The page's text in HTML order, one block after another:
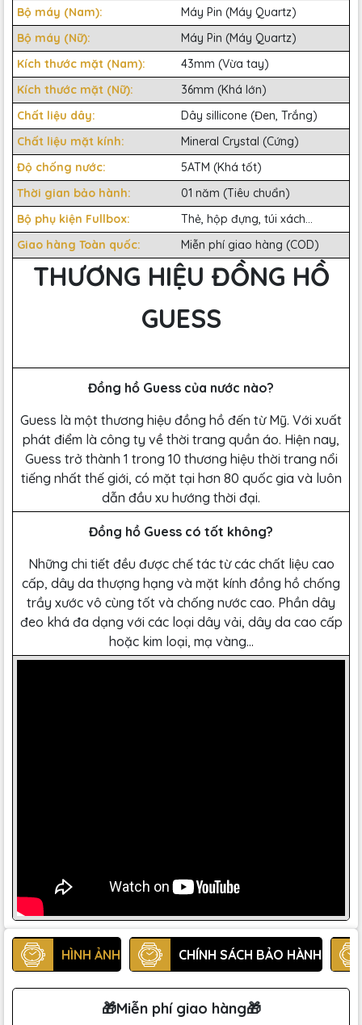
Bộ máy (Nam):
Máy Pin (Máy Quartz)
Bộ máy (Nữ):
Máy Pin (Máy Quartz)
Kích thước mặt (Nam):
43mm (Vừa tay)
Kích thước mặt (Nữ):
36mm (Khá lớn)
Chất liệu dây:
Dây sillicone (Đen, Trắng)
Chất liệu mặt kính:
Mineral Crystal (Cứng)
Độ chống nước:
5ATM (Khá tốt)
Thời gian bảo hành:
01 năm (Tiêu chuẩn)
Bộ phụ kiện Fullbox:
Thẻ, hộp đựng, túi xách...
Giao hàng Toàn quốc:
Miễn phí giao hàng (COD)
THƯƠNG HIỆU ĐỒNG HỒ
GUESS
Đồng hồ Guess của nước nào?
Guess là một thương hiệu đồng hồ đến từ Mỹ. Với xuất
phát điểm là công ty về thời trang quần áo. Hiện nay,
Guess trở thành 1 trong 10 thương hiệu thời trang nổi
tiếng nhất thế giới, có mặt tại hơn 80 quốc gia và luôn
dẫn đầu xu hướng thời đại.
Đồng hồ Guess có tốt không?
Những chi tiết đều được chế tác từ các chất liệu cao
cấp, dây da thượng hạng và mặt kính đồng hồ chống
trầy xước vô cùng tốt và chống nước cao. Phần dây
đeo khá đa dạng với các loại dây vải, dây da cao cấp
hoặc kim loại, mạ vàng…
HÌNH ẢNH CHÍNH SÁCH BẢO HÀNH
🎁Miễn phí giao hàng🎁